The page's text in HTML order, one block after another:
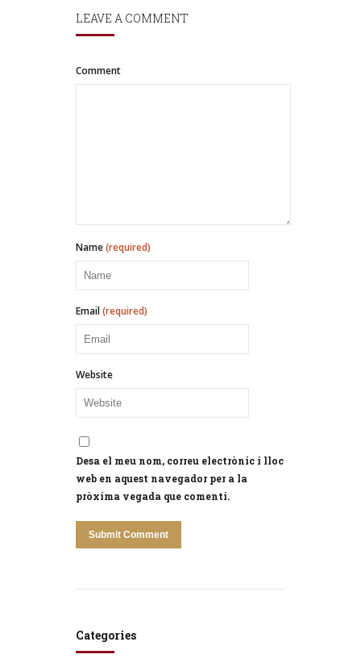
LEAVE A COMMENT
Comment
Name(required)
Email(required)
Website
Desa el meu nom, correu electrònic i lloc
web en aquest navegador per a la
pròxima vegada que comenti.
Categories